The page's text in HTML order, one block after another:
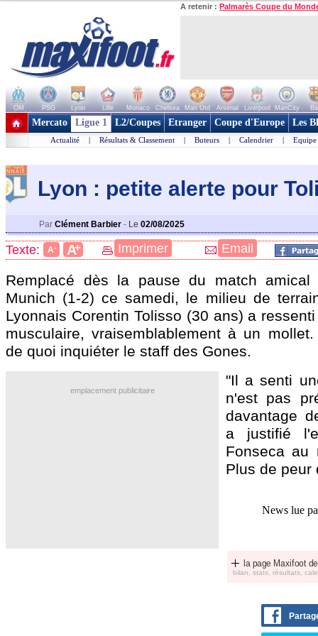
A retenir : Palmarès Coupe du
OM PSG Lyon Lille Monaco Chelsea Man Utd Arsenal Liverpool ManCity
+ de clubs
Mercato Ligue 1 L2/Coupes Etranger Coupe d'Europe Les
Actualité | Résultats & Classement | Buteurs | Calendrier | Equipe
Lyon : petite alerte pour
Par Clément Barbier - Le 02/08/2025
Texte: A- A+ Imprimer Email
Remplacé dès la pause du match
Munich (1-2) ce samedi, le milieu de
Lyonnais Corentin Tolisso (30 ans) a
musculaire, vraisemblablement à un
de quoi inquiéter le staff des Gones.
emplacement publicitaire
"Il a senti
n'est pas
davantage
a justifié
Fonseca au
Plus de peur
News lue
la page Maxifoot
bilan, stats, résultats,